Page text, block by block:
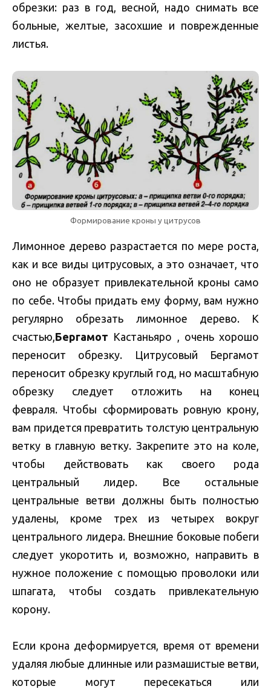
обрезки: раз в год, весной, надо снимать все
больные, желтые, засохшие и поврежденные
листья.
Формирование кроны у цитрусов
Лимонное дерево разрастается по мере роста,
как и все виды цитрусовых, а это означает, что
оно не образует привлекательной кроны само
по себе. Чтобы придать ему форму, вам нужно
регулярно обрезать лимонное дерево. К
счастью,Бергамот Кастаньяро , очень хорошо
переносит обрезку. Цитрусовый Бергамот
переносит обрезку круглый год, но масштабную
обрезку следует отложить на конец
февраля. Чтобы сформировать ровную крону,
вам придется превратить толстую центральную
ветку в главную ветку. Закрепите это на коле,
чтобы действовать как своего рода
центральный лидер. Все остальные
центральные ветви должны быть полностью
удалены, кроме трех из четырех вокруг
центрального лидера. Внешние боковые побеги
следует укоротить и, возможно, направить в
нужное положение с помощью проволоки или
шпагата, чтобы создать привлекательную
корону.
Если крона деформируется, время от времени
удаляя любые длинные или размашистые ветви,
которые могут пересекаться или